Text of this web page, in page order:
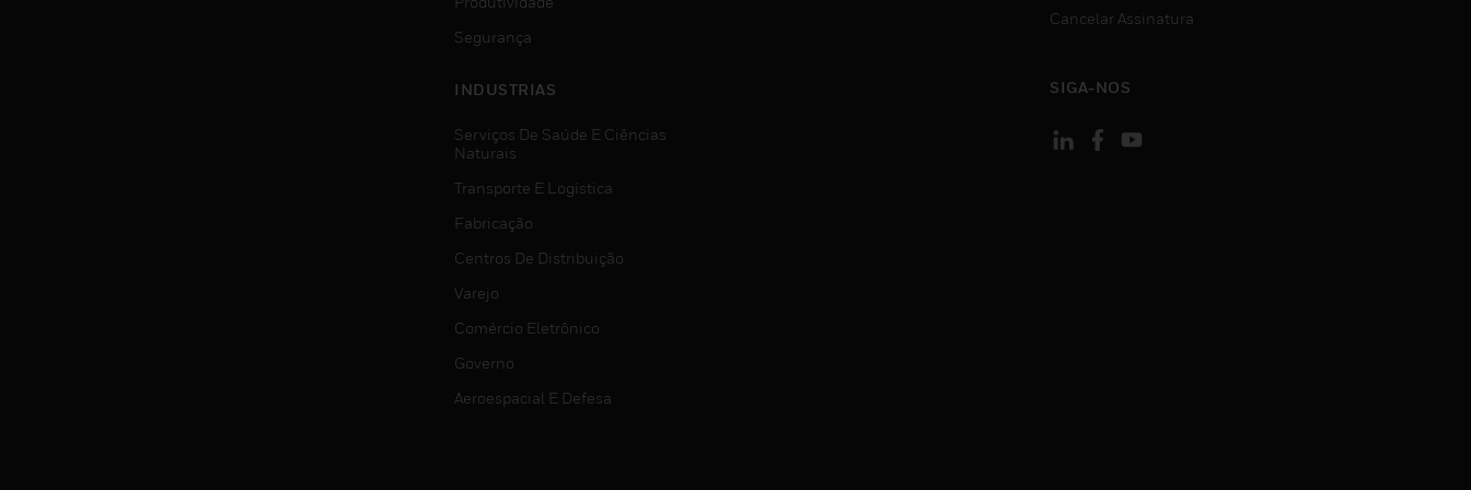
Segurança
INDUSTRIAS
Serviços De Saúde E Ciências
Naturais
Transporte E Logística
Fabricação
Centros De Distribuição
Varejo
Comércio Eletrônico
Governo
Aeroespacial E Defesa
Cancelar Assinatura
SIGA-NOS